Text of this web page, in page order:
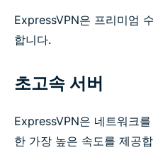
ExpressVPN은 프리미엄
합니다.
초고속 서버
ExpressVPN은 네트워크
한 가장 높은 속도를 제공